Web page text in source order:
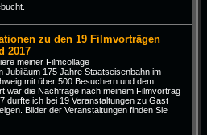
zu den 19 Filmvorträgen
2017
meiner Filmcollage
Jubiläum 175 Jahre Staatseisenbahn im
mit über 500 Besuchern und dem
war die Nachfrage nach meinem Filmvortrag
durfte ich bei 19 Veranstaltungen zu Gast
Bilder der Veranstaltungen finden Sie